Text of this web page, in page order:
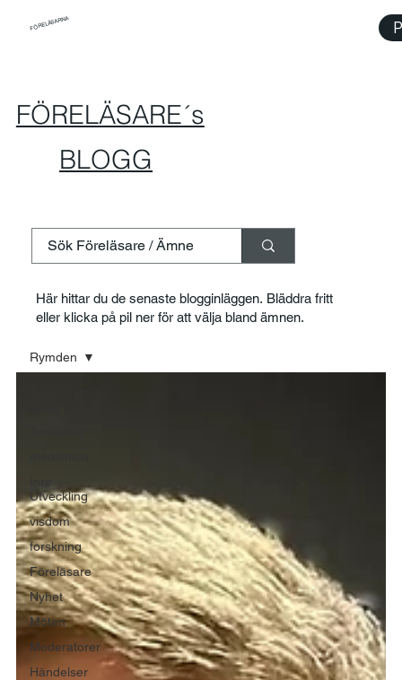
FÖRELÄSARNA
FÖRELÄSARE´s
BLOGG
Här hittar du de senaste blogginläggen. Bläddra fritt
eller klicka på pil ner för att välja bland ämnen.
Utveckling
visdom
forskning
Föreläsare
Nyhet
Möten
Moderatorer
Händelser
Rymden